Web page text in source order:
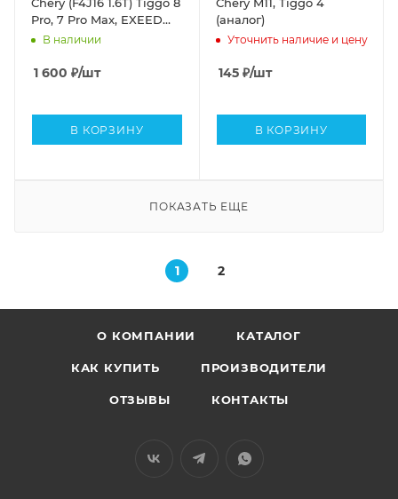
Pro, 7 Pro Max, EXEED
LX, Arrizo 8 (ОРИГИНАЛ)
В наличии
1 600 ₽/шт
В КОРЗИНУ
(аналог)
Уточнить наличие и цену
145₽/шт
В КОРЗИНУ
ПОКАЗАТЬ ЕЩЕ
1 2
О КОМПАНИИ КАТАЛОГ
КАК КУПИТЬ ПРОИЗВОДИТЕЛИ
ОТЗЫВЫ КОНТАКТЫ